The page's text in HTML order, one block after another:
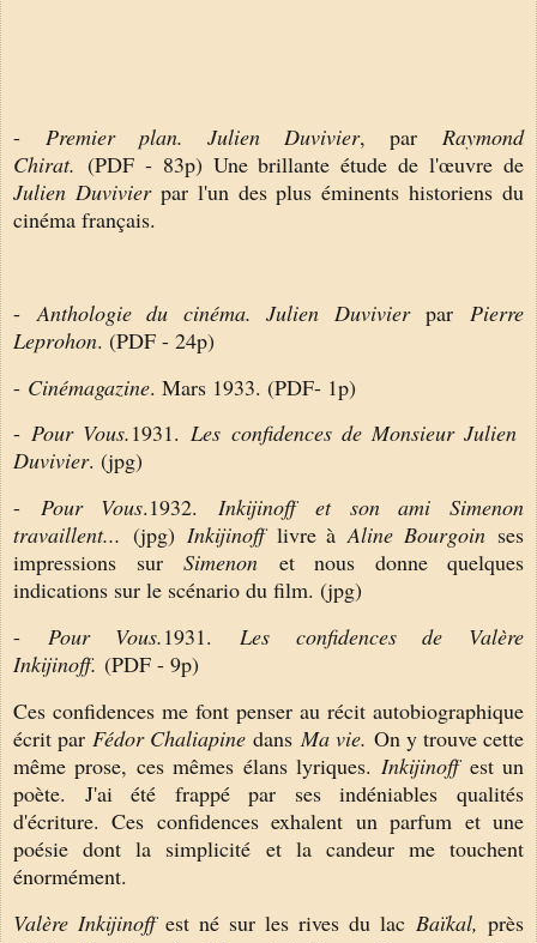
- Premier plan. Julien Duvivier, par Raymond
Chirat. (PDF - 83p) Une brillante étude de l'œuvre de
Julien Duvivier par l'un des plus éminents historiens du
cinéma français.
- Anthologie du cinéma. Julien Duvivierpar Pierre
Leprohon. (PDF - 24p)
- Cinémagazine. Mars 1933. (PDF- 1p)
- Pour Vous.1931. Les confidences de Monsieur Julien
Duvivier. (jpg)
- Pour Vous.1932.Inkijinoff et son ami Simenon
travaillent... (jpg) Inkijinoff livre à Aline Bourgoin ses
impressions sur Simenon et nous donne quelques
indications sur le scénario du film. (jpg)
- Pour Vous.1931.Les confidences de Valère
Inkijinoff. (PDF - 9p)
Ces confidences me font penser au récit autobiographique
écrit parFédor Chaliapine dansMa vie. On y trouve cette
même prose, ces mêmes élans lyriques.Inkijinoffest un
poète. J'ai été frappé par ses indéniables qualités
d'écriture. Ces confidences exhalent un parfum et une
poésie dont la simplicité et la candeur me touchent
énormément.
Valère Inkijinoff est né sur les rives du lac Baïkal, près